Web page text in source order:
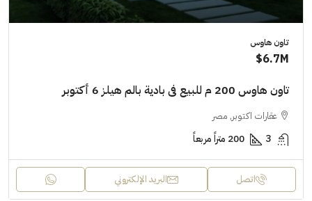
تاون هاوس
6.7M$
تاون هاوس 200 م للبيع فى بادية بالم هيلز 6 أكتوبر
عقارات اكتوبر, مصر
3 200 متراً مربعاً
اتصل البريد الإلكتروني